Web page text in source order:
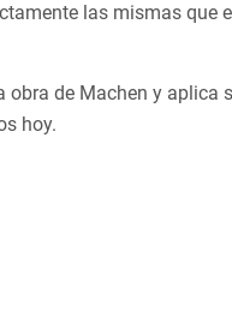
las mismas que
de Machen y aplica
hoy.